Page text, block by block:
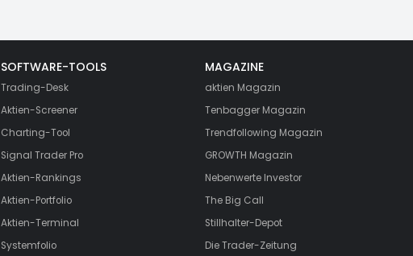
SOFTWARE-TOOLS
Trading-Desk
Aktien-Screener
Charting-Tool
Signal Trader Pro
Aktien-Rankings
Aktien-Portfolio
Aktien-Terminal
Systemfolio
MAGAZINE
aktien Magazin
Tenbagger Magazin
Trendfollowing Magazin
GROWTH Magazin
Nebenwerte Investor
The Big Call
Stillhalter-Depot
Die Trader-Zeitung